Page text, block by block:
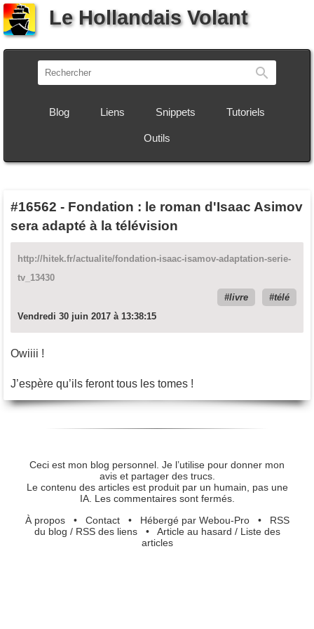
Le Hollandais Volant
Blog Liens Snippets Tutoriels
Outils
#16562 - Fondation : le roman d'Isaac Asimov
sera adapté à la télévision
http://hitek.fr/actualite/fondation-isaac-isamov-adaptation-serie-
tv_13430
livre
télé
Vendredi 30 juin 2017 à 13:38:15
Owiiii !
J’espère qu’ils feront tous les tomes !
Ceci est mon blog personnel. Je l’utilise pour donner mon
avis et partager des trucs.
Le contenu des articles est produit par un humain, pas une
IA. Les commentaires sont fermés.
À propos• Contact• Hébergé par Webou-Pro• RSS
du blog / RSS des liens• Article au hasard / Liste des
articles